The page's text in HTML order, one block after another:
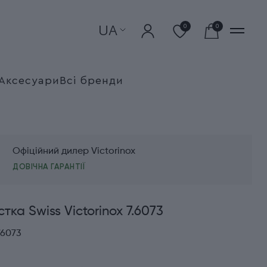
UA 0 0
Всі бренди
Офіційний дилер Victorinox
ДОВІЧНА ГАРАНТІЇ
Swiss Victorinox 7.6073